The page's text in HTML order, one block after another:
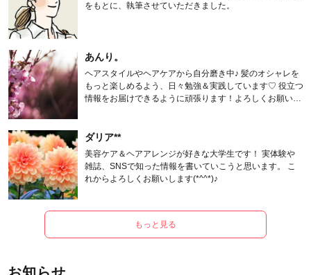
をもとに、執筆させていただきました。
あんり。
ヘアスタイルやヘアケアから自分磨き中♪ 髪のオシャレを
もっと楽しめるよう、日々勉強＆実践しています♡ 役立つ
情報をお届けできるように頑張ります！よろしくお願いし
ダリア**
美容ケア＆ヘアアレンジが好きな大学生です！ 実体験や
雑誌、SNSで知った情報を書いていこうと思います。 こ
れからよろしくお願いします(*^^*)♪
もっと見る